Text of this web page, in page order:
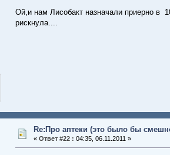
Ой,и нам Лисобакт назначали приерно в
рискнула....
Re:Про аптеки (это было бы
« Ответ #22 : 04:35, 06.11.2011 »